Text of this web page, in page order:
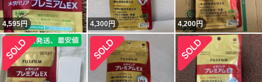
4,595円 4,300円 4,200円